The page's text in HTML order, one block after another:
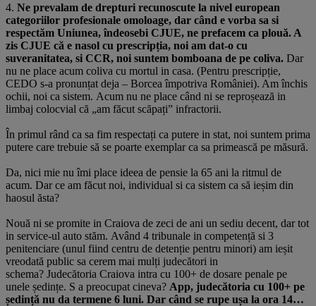
4. Ne prevalam de drepturi recunoscute la nivel european
categoriilor profesionale omoloage, dar când e vorba sa si
respectăm Uniunea, îndeosebi CJUE, ne prefacem ca plouă. A
zis CJUE că e nasol cu prescripția, noi am dat-o cu
suveranitatea, si CCR, noi suntem bomboana de pe coliva. Dar
nu ne place acum coliva cu mortul in casa. (Pentru prescripție,
CEDO s-a pronunțat deja – Borcea împotriva României). Am închis
ochii, noi ca sistem. Acum nu ne place când ni se reproșează in
limbaj colocvial că „am făcut scăpați” infractorii.
În primul rând ca sa fim respectați ca putere in stat, noi suntem prima
putere care trebuie să se poarte exemplar ca sa primească pe măsură.
Da, nici mie nu îmi place ideea de pensie la 65 ani la ritmul de
acum. Dar ce am făcut noi, individual si ca sistem ca să ieșim din
haosul ăsta?
Nouă ni se promite in Craiova de zeci de ani un sediu decent, dar tot
in service-ul auto stăm. Având 4 tribunale in competență si 3
penitenciare (unul fiind centru de detenție pentru minori) am ieșit
vreodată public sa cerem mai mulți judecători in
schema? Judecătoria Craiova intra cu 100+ de dosare penale pe
unele ședințe. S a preocupat cineva? App, judecătoria cu 100+ pe
ședință nu da termene 6 luni. Dar când se rupe ușa la ora 14…